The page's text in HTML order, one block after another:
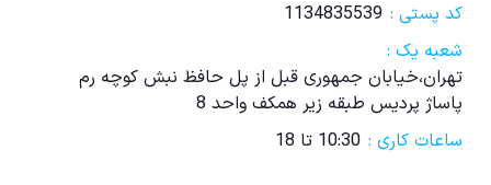
کد پستی : 1134835539
شعبه یک :
تهران،خیابان جمهوری قبل از پل حافظ نبش کوچه رم
پاساژ پردیس طبقه زیر همکف واحد 8
ساعات کاری : 10:30 تا 18